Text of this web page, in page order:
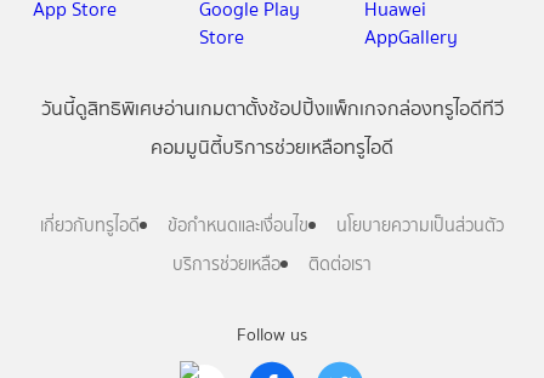
Follow us
วันนี้ดูสิทธิพิเศษอ่านเกมตาตั้งช้อปปิ้งแพ็กเกจกล่องทรูไอดีทีวี
คอมมูนิตี้บริการช่วยเหลือทรูไอดี
เกี่ยวกับทรูไอดี ข้อกำหนดและเงื่อนไข
นโยบายความเป็นส่วนตัว
บริการช่วยเหลือ
ติดต่อเรา